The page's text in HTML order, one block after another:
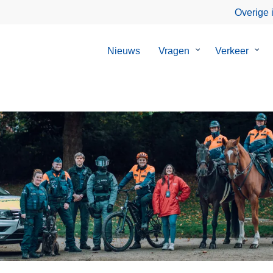
Overige
Nieuws Vragen
Submenu
Verkeer